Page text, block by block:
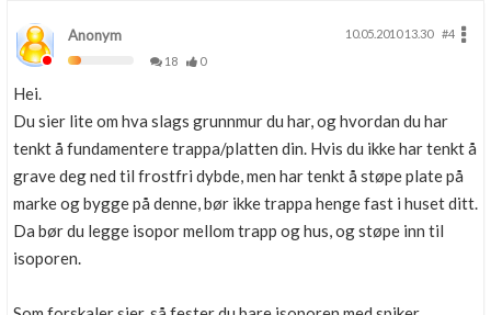
Anonym 10.05.2010 13.30
#4
18
0
Hei.
Du sier lite om hva slags grunnmur du har, og hvordan du har
tenkt å fundamentere trappa/platten din. Hvis du ikke har tenkt å
grave deg ned til frostfri dybde, men har tenkt å støpe plate på
marke og bygge på denne, bør ikke trappa henge fast i huset ditt.
Da bør du legge isopor mellom trapp og hus, og støpe inn til
isoporen.